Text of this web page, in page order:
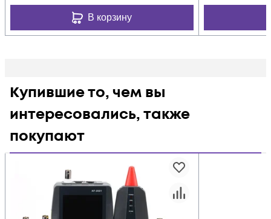
В корзину
Купившие то, чем вы
интересовались, также
покупают